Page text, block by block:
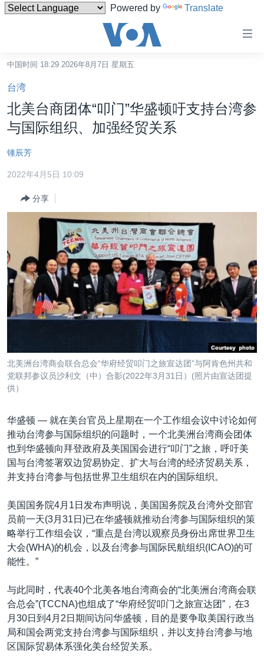
Powered by Translate
碍
链
接
跳
转
内
容
到
跳
转
到
检
中国
最新国际新闻
欧洲
非洲
美洲
分类新闻
经济·金融·贸易
人权·法律·宗教
科教·文娱·体健
军事
劳工
美中关系
热点专题
白宫要闻
国会报道
美中关系
埃博拉疫情
美国之音专访
台海两岸关系
南中国海争端
关注西藏
关注新疆
GEN Z 看美国
VOA视频
VOA今日焦点
中文广播
其他语言网站
中国时间 18:29 2026年8月7日 星期五
台湾
北美台商团体“叩门”华盛顿吁支持台湾参
与国际组织、加强经贸关系
锺辰芳
2022年4月5日 10:09
分享
北美洲台湾商会联合总会“华府经贸叩门之旅宣达团”与阿肯色州共和
党联邦参议员沙利文（中）合影(2022年3月31日）(照片由宣达团提
供）
华盛顿 — 就在美台官员上星期在一个工作组会议中讨论如何
推动台湾参与国际组织的问题时，一个北美洲台湾商会团体
也到华盛顿向拜登政府及美国国会进行“叩门”之旅，呼吁美
国与台湾签署双边贸易协定、扩大与台湾的经济贸易关系，
并支持台湾参与包括世界卫生组织在内的国际组织。
美国国务院4月1日发布声明说，美国国务院及台湾外交部官
员前一天(3月31日)已在华盛顿就推动台湾参与国际组织的策
略举行工作组会议，“重点是台湾以观察员身份出席世界卫生
大会(WHA)的机会，以及台湾参与国际民航组织(ICAO)的可
能性。”
与此同时，代表40个北美各地台湾商会的“北美洲台湾商会联
合总会”(TCCNA)也组成了“华府经贸叩门之旅宣达团”，在3
月30日到4月2日期间访问华盛顿，目的是要争取美国行政当
局和国会两党支持台湾参与国际组织，并以支持台湾参与地
区国际贸易体系强化美台经贸关系。